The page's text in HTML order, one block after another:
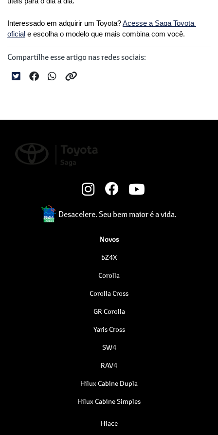
Interessado em adquirir um Toyota?Acesse a Saga Toyota
oficial e escolha o modelo que mais combina com você.
Compartilhe esse artigo nas redes sociais:
Desacelere. Seu bem maior é a vida.
Novos
bZ4X
Corolla
Corolla Cross
GR Corolla
Yaris Cross
SW4
RAV4
Hilux Cabine Dupla
Hilux Cabine Simples
Hiace